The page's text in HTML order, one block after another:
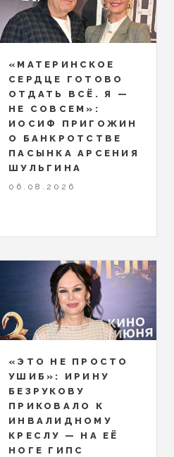
«МАТЕРИНСКОЕ
СЕРДЦЕ ГОТОВО
ОТДАТЬ ВСЁ. Я —
НЕ СОВСЕМ»:
ИОСИФ ПРИГОЖИН
О БАНКРОТСТВЕ
ПАСЫНКА АРСЕНИЯ
ШУЛЬГИНА
06.08.2026
«ЭТО НЕ ПРОСТО
УШИБ»: ИРИНУ
БЕЗРУКОВУ
ПРИКОВАЛО К
ИНВАЛИДНОМУ
КРЕСЛУ — НА ЕЁ
НОГЕ ГИПС